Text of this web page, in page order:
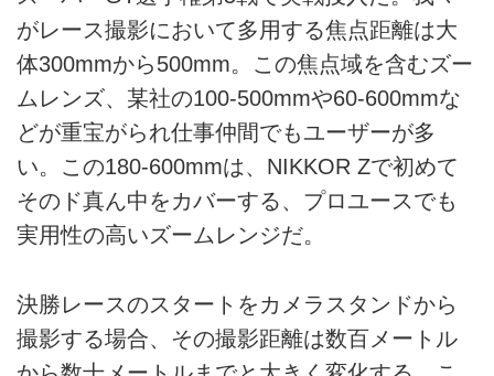
がレース撮影において多用する焦点距離は大
体300mmから500mm。この焦点域を含むズー
ムレンズ、某社の100-500mmや60-600mmな
どが重宝がられ仕事仲間でもユーザーが多
い。この180-600mmは、NIKKOR Zで初めて
そのド真ん中をカバーする、プロユースでも
実用性の高いズームレンジだ。
決勝レースのスタートをカメラスタンドから
撮影する場合、その撮影距離は数百メートル